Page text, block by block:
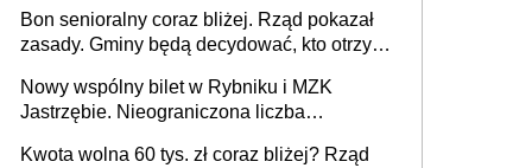
Bon senioralny coraz bliżej. Rząd pokazał
zasady. Gminy będą decydować, kto otrzyma
Nowy wspólny bilet w Rybniku i MZK
Jastrzębie. Nieograniczona liczba
Kwota wolna 60 tys. zł coraz bliżej? Rząd